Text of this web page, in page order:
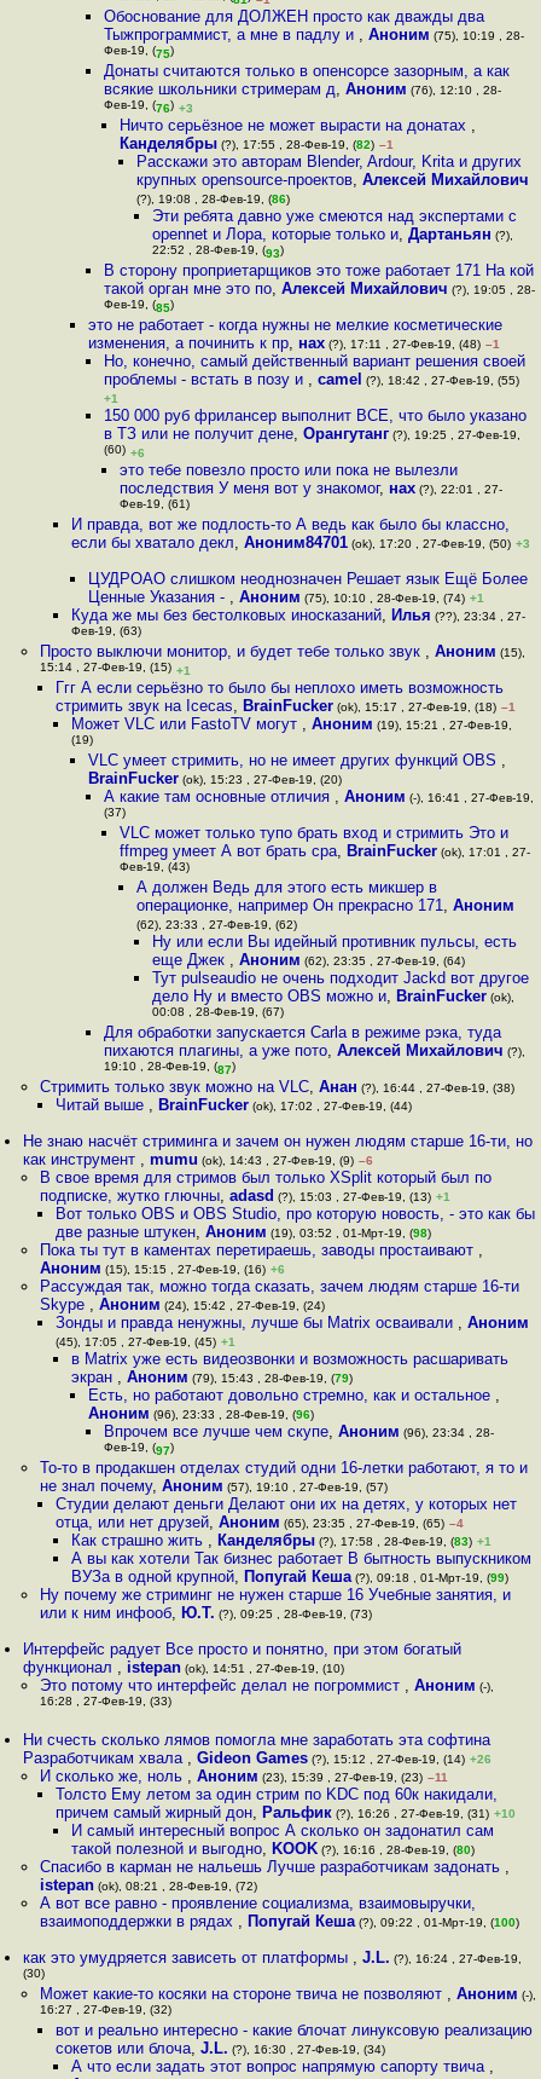
Обоснование для ДОЛЖЕН просто как дважды два
Тыжпрограммист, а мне в падлу и , Аноним (75), 10:19 , 28-
Фев-19, (75)
Донаты считаются только в опенсорсе зазорным, а как
всякие школьники стримерам д, Аноним (76), 12:10 , 28-
Фев-19, (76) +3
Ничто серьёзное не может вырасти на донатах ,
Канделябры (?), 17:55 , 28-Фев-19, (82) –1
Расскажи это авторам Blender, Ardour, Krita и других
крупных opensource-проектов, Алексей Михайлович
(?), 19:08 , 28-Фев-19, (86)
Эти ребята давно уже смеются над экспертами с
opennet и Лора, которые только и, Дартаньян (?),
22:52 , 28-Фев-19, (93)
В сторону проприетарщиков это тоже работает 171 На кой
такой орган мне это по, Алексей Михайлович (?), 19:05 , 28-
Фев-19, (85)
это не работает - когда нужны не мелкие косметические
изменения, а починить к пр, нах(?), 17:11 , 27-Фев-19, (48) –1
Но, конечно, самый действенный вариант решения своей
проблемы - встать в позу и , camel
(?), 18:42 , 27-Фев-19, (55)
+1
150 000 руб фрилансер выполнит ВСЕ, что было указано
в ТЗ или не получит дене, Орангутанг(?), 19:25 , 27-Фев-19,
(60) +6
это тебе повезло просто или пока не вылезли
последствия У меня вот у знакомог, нах (?), 22:01 , 27-
Фев-19, (61)
И правда, вот же подлость-то А ведь как было бы классно,
если бы хватало декл,Аноним84701 (ok), 17:20 , 27-Фев-19, (50) +3
ЦУДРОАО слишком неоднозначен Решает язык Ещё Более
Ценные Указания - , Аноним (75), 10:10 , 28-Фев-19, (74) +1
Куда же мы без бестолковых иносказаний, Илья (??), 23:34 , 27-
Фев-19, (63)
Просто выключи монитор, и будет тебе только звук , Аноним (15),
15:14 , 27-Фев-19, (15) +1
Ггг А если серьёзно то было бы неплохо иметь возможность
стримить звук на Icecas, BrainFucker(ok), 15:17 , 27-Фев-19, (18) –1
Может VLC или FastoTV могут ,Аноним (19), 15:21 , 27-Фев-19,
(19)
VLC умеет стримить, но не имеет других функций OBS ,
BrainFucker(ok), 15:23 , 27-Фев-19, (20)
А какие там основные отличия , Аноним (-), 16:41 , 27-Фев-19,
(37)
VLC может только тупо брать вход и стримить Это и
ffmpeg умеет А вот брать сра, BrainFucker (ok), 17:01 , 27-
Фев-19, (43)
А должен Ведь для этого есть микшер в
операционке, например Он прекрасно 171, Аноним
(62), 23:33 , 27-Фев-19, (62)
Ну или если Вы идейный противник пульсы, есть
еще Джек , Аноним (62), 23:35 , 27-Фев-19, (64)
Тут pulseaudio не очень подходит Jackd вот другое
дело Ну и вместо OBS можно и, BrainFucker(ok),
00:08 , 28-Фев-19, (67)
Для обработки запускается Carla в режиме рэка, туда
пихаются плагины, а уже пото, Алексей Михайлович (?),
19:10 , 28-Фев-19, (87)
Стримить только звук можно на VLC, Анан (?), 16:44 , 27-Фев-19, (38)
Читай выше , BrainFucker(ok), 17:02 , 27-Фев-19, (44)
Не знаю насчёт стриминга и зачем он нужен людям старше 16-ти, но
как инструмент ,mumu (ok), 14:43 , 27-Фев-19, (9) –6
В свое время для стримов был только XSplit который был по
подписке, жутко глючны, adasd (?), 15:03 , 27-Фев-19, (13) +1
Вот только OBS и OBS Studio, про которую новость, - это как бы
две разные штукен, Аноним (19), 03:52 , 01-Мрт-19, (98)
Пока ты тут в каментах перетираешь, заводы простаивают ,
Аноним (15), 15:15 , 27-Фев-19, (16) +6
Рассуждая так, можно тогда сказать, зачем людям старше 16-ти
Skype , Аноним (24), 15:42 , 27-Фев-19, (24)
Зонды и правда ненужны, лучше бы Matrix осваивали , Аноним
(45), 17:05 , 27-Фев-19, (45) +1
в Matrix уже есть видеозвонки и возможность расшаривать
экран ,Аноним (79), 15:43 , 28-Фев-19, (79)
Есть, но работают довольно стремно, как и остальное ,
Аноним (96), 23:33 , 28-Фев-19, (96)
Впрочем все лучше чем скупе, Аноним (96), 23:34 , 28-
Фев-19, (97)
То-то в продакшен отделах студий одни 16-летки работают, я то и
не знал почему, Аноним (57), 19:10 , 27-Фев-19, (57)
Студии делают деньги Делают они их на детях, у которых нет
отца, или нет друзей, Аноним (65), 23:35 , 27-Фев-19, (65) –4
Как страшно жить , Канделябры (?), 17:58 , 28-Фев-19, (83) +1
А вы как хотели Так бизнес работает В бытность выпускником
ВУЗа в одной крупной, Попугай Кеша (?), 09:18 , 01-Мрт-19, (99)
Ну почему же стриминг не нужен старше 16 Учебные занятия, и
или к ним инфооб, Ю.Т. (?), 09:25 , 28-Фев-19, (73)
Интерфейс радует Все просто и понятно, при этом богатый
функционал , istepan (ok), 14:51 , 27-Фев-19, (10)
Это потому что интерфейс делал не погроммист , Аноним (-),
16:28 , 27-Фев-19, (33)
Ни счесть сколько лямов помогла мне заработать эта софтина
Разработчикам хвала ,Gideon Games (?), 15:12 , 27-Фев-19, (14) +26
И сколько же, ноль , Аноним (23), 15:39 , 27-Фев-19, (23) –11
Толсто Ему летом за один стрим по KDC под 60к накидали,
причем самый жирный дон, Ральфик(?), 16:26 , 27-Фев-19, (31) +10
И самый интересный вопрос А сколько он задонатил сам
такой полезной и выгодно, KOOK (?), 16:16 , 28-Фев-19, (80)
Спасибо в карман не нальешь Лучше разработчикам задонать ,
istepan(ok), 08:21 , 28-Фев-19, (72)
А вот все равно - проявление социализма, взаимовыручки,
взаимоподдержки в рядах , Попугай Кеша(?), 09:22 , 01-Мрт-19, (100)
как это умудряется зависеть от платформы ,J.L. (?), 16:24 , 27-Фев-19,
(30)
Может какие-то косяки на стороне твича не позволяют , Аноним (-),
16:27 , 27-Фев-19, (32)
вот и реально интересно - какие блочат линуксовую реализацию
сокетов или блоча, J.L. (?), 16:30 , 27-Фев-19, (34)
А что если задать этот вопрос напрямую сапорту твича ,